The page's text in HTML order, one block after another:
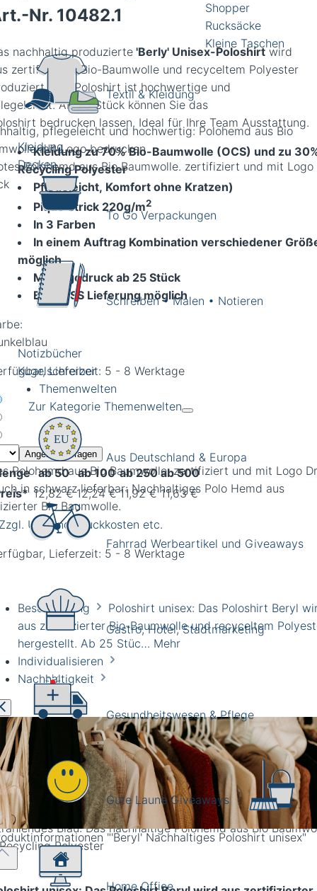
Shopper
Rucksäcke
Kleine Taschen
Textil & Kleidung
Kleidung
Decken
To Go Verpackungen
Schreiben • Malen • Notieren
Notizbücher
Kugelschreiber
Themenwelten
Zur Kategorie Themenwelten
Aus Deutschland & Europa
Fahrrad Werbeartikel und Giveaways
Gastro, Hotel, Stadtmarketing
Gesundheitswesen & Pflege
Gute Laune Giveaways
Home Office
pflegeleicht und hochwertig: Polohemd aus Bio
mit Logo bedrucken
Polohemd aus Bio Baumwolle. zertifiziert und mit Logo
in schwarz lieferbar: Nachhaltiges Polo Hemd aus
Nr. 10482.1
nachhaltig produzierte 'Berly' Unisex-Poloshirtwird
zertifizierter Bio-Baumwolle und recyceltem Polyester
Das Poloshirt ist hochwertige und
Ab 25 Stück können Sie das
bedrucken lassen. Ideal für Ihre Team Ausstattung.
Kleidung zu 70% Bio-Baumwolle (OCS) und zu
Recycling Polyester
Pflegeleicht, Komfort ohne Kratzen)
Piqué Strick 220g/m2
In 3 Farben
In einem Auftrag Kombination verschiedener
möglich
Mit Logodruck ab 25 Stück
EXPRESS Lieferung möglich
Lieferzeit: 5 - 8 Werktage
Angebot anfragen
ab 50 ab 100 ab 250 ab 500
12,82 € 12,24 € 11,92 € 11,63 €
USt und Druckkosten etc.
Lieferzeit: 5 - 8 Werktage
Beschreibung
Poloshirt unisex: Das Poloshirt Beryl
aus zertifizierter Bio-Baumwolle und recyceltem
hergestellt. Ab 25 Stüc… Mehr
Individualisieren
Nachhaltigkeit
"'Beryl' Nachhaltiges Poloshirt unisex"